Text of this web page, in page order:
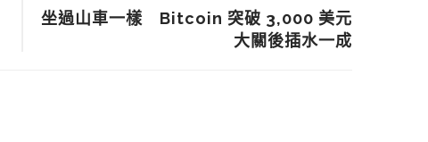
坐過山車一樣 Bitcoin 突破 3,000 美元
大關後插水一成